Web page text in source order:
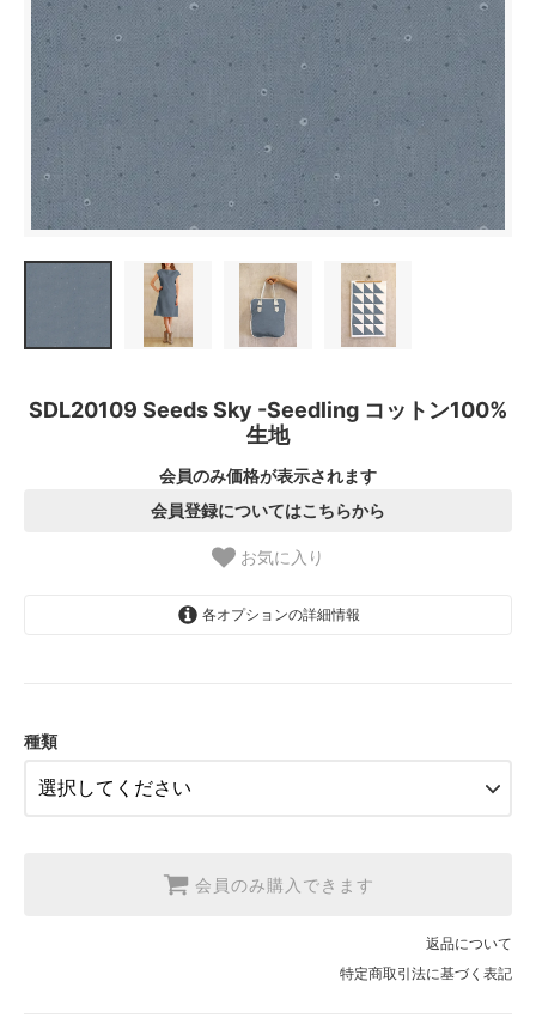
SDL20109 Seeds Sky -Seedling コットン100%
生地
会員のみ価格が表示されます
会員登録についてはこちらから
お気に入り
各オプションの詳細情報
【2026/9/20〆10月発送予定分】
種類
会員のみ購入できます
返品について
特定商取引法に基づく表記